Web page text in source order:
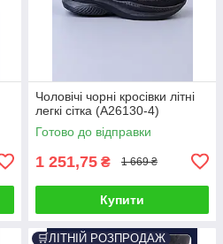
Чоловічі чорні кросівки літні
легкі сітка (A26130-4)
Готово до відправки
1 251,75 ₴ 1 669 ₴
Купити
🛒ЛІТНІЙ РОЗПРОДАЖ